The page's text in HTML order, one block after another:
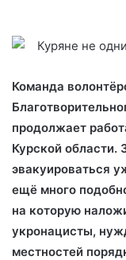
Команда
продолжает
Курской области.
эвакуироваться
ещё много
на которую
укронацисты,
местностей